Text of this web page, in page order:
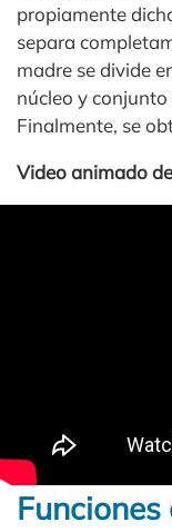
propiamente
separa
madre se divide
núcleo y
Finalmente, se
Video animado